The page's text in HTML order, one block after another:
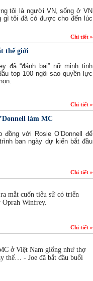
tôi là người VN, sống ở VN
gì tôi đã có được cho đến lúc
Chi tiết »
thế giới
đã “đánh bại” nữ minh tinh
top 100 ngôi sao quyền lực
Chi tiết »
làm MC
với Rosie O’Donnell để
ban ngày dự kiến bắt đầu
Chi tiết »
mắt cuốn tiểu sử có triển
Winfrey.
Chi tiết »
ở Việt Nam giống như thợ
thế… - Joe đã bắt đầu buổi